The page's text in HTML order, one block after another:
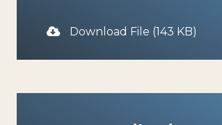
Download File (143 KB)